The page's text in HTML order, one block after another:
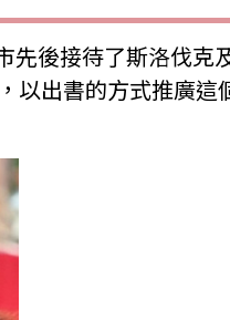
先後接待了斯洛伐克
以出書的方式推廣這